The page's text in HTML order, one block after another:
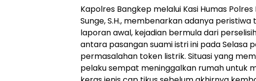
Kapolres Bangkep melalui Kasi Humas
Sunge, S.H., membenarkan adanya
laporan awal, kejadian bermula dari
antara pasangan suami istri ini pada Selasa
permasalahan token listrik. Situasi yang
pelaku sempat meninggalkan rumah untuk